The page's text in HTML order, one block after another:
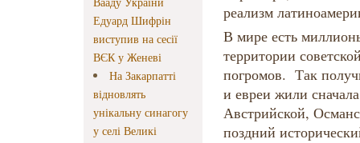
Едуард Шифрін
виступив на сесії
ВЄК у Женеві
На Закарпатті
відновлять
унікальну синагогу
у селі Великі
реализм
В мире есть
территории
погромов. Так
и евреи жили
Австрийской,
поздний